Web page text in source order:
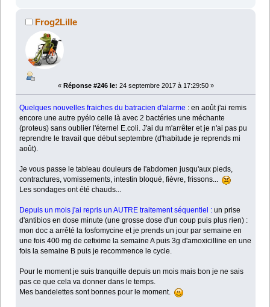
Frog2Lille
« Réponse #246 le: 24 septembre 2017 à 17:29:50 »
Quelques nouvelles fraiches du batracien d'alarme : en août j'ai remis
encore une autre pyélo celle là avec 2 bactéries une méchante
(proteus) sans oublier l'éternel E.coli. J'ai du m'arrêter et je n'ai pas pu
reprendre le travail que début septembre (d'habitude je reprends mi
août).
Je vous passe le tableau douleurs de l'abdomen jusqu'aux pieds,
contractures, vomissements, intestin bloqué, fièvre, frissons...
Les sondages ont été chauds...
Depuis un mois j'ai repris un AUTRE traitement séquentiel :un prise
d'antibios en dose minute (une grosse dose d'un coup puis plus rien) :
mon doc a arrêté la fosfomycine et je prends un jour par semaine en
une fois 400 mg de cefixime la semaine A puis 3g d'amoxicilline en une
fois la semaine B puis je recommence le cycle.
Pour le moment je suis tranquille depuis un mois mais bon je ne sais
pas ce que cela va donner dans le temps.
Mes bandelettes sont bonnes pour le moment.